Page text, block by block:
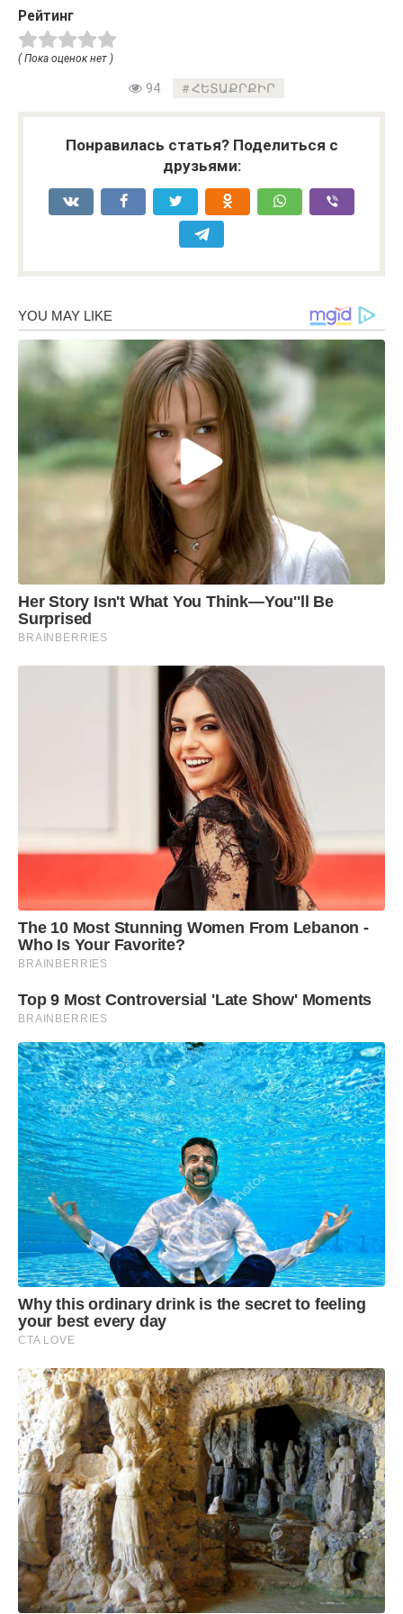
Рейтинг
( Пока оценок нет )
94 ՀԵՏԱՔՐՔԻՐ
Понравилась статья? Поделиться с
друзьями: